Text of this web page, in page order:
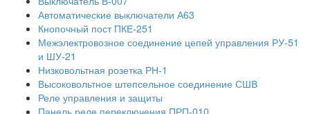
Автоматические выключатели А63
Кнопочный пост ПКЕ-251
Межэлектровозное соединение цепей управления РУ-51
и ШУ-21
Низковольтная розетка РН-1
Высоковольтное штепсельное соединение СШВ
Реле управления и защиты
Панель реле переключения ПРП-010